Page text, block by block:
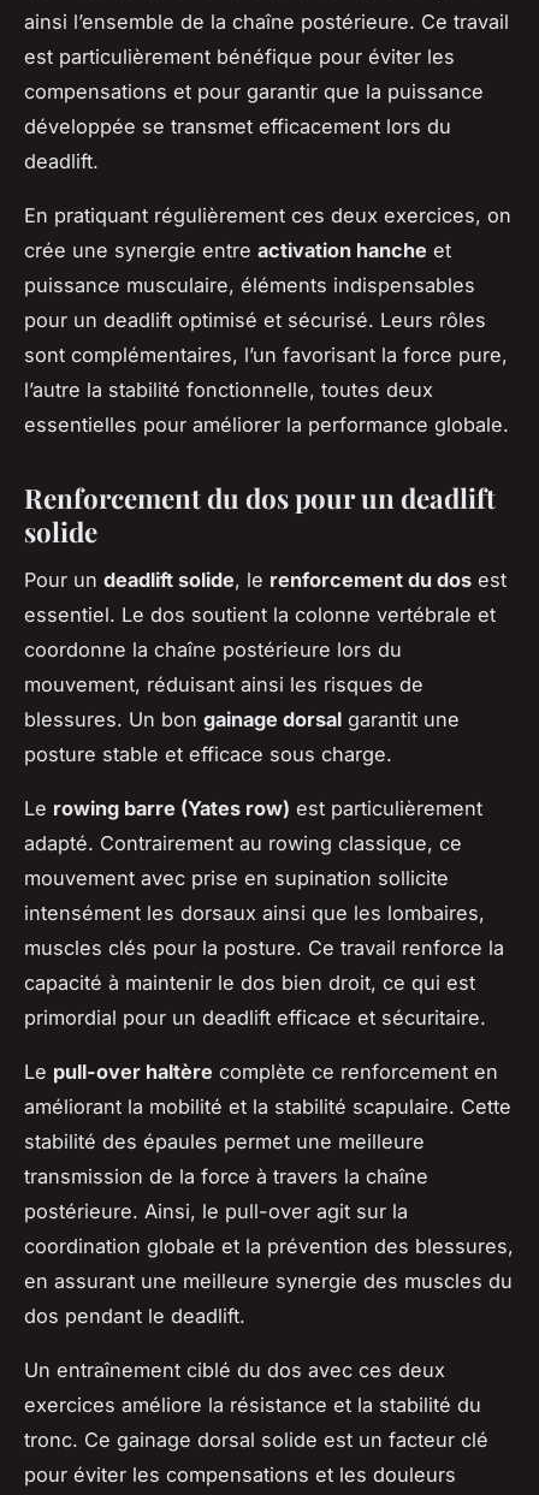
ainsi l’ensemble de la chaîne postérieure. Ce travail
est particulièrement bénéfique pour éviter les
compensations et pour garantir que la puissance
développée se transmet efficacement lors du
deadlift.
En pratiquant régulièrement ces deux exercices, on
crée une synergie entre activation hanche et
puissance musculaire, éléments indispensables
pour un deadlift optimisé et sécurisé. Leurs rôles
sont complémentaires, l’un favorisant la force pure,
l’autre la stabilité fonctionnelle, toutes deux
essentielles pour améliorer la performance globale.
Renforcement du dos pour un deadlift
solide
Pour un deadlift solide, le renforcement du dos est
essentiel. Le dos soutient la colonne vertébrale et
coordonne la chaîne postérieure lors du
mouvement, réduisant ainsi les risques de
blessures. Un bon gainage dorsal garantit une
posture stable et efficace sous charge.
Le rowing barre (Yates row) est particulièrement
adapté. Contrairement au rowing classique, ce
mouvement avec prise en supination sollicite
intensément les dorsaux ainsi que les lombaires,
muscles clés pour la posture. Ce travail renforce la
capacité à maintenir le dos bien droit, ce qui est
primordial pour un deadlift efficace et sécuritaire.
Le pull-over haltère complète ce renforcement en
améliorant la mobilité et la stabilité scapulaire. Cette
stabilité des épaules permet une meilleure
transmission de la force à travers la chaîne
postérieure. Ainsi, le pull-over agit sur la
coordination globale et la prévention des blessures,
en assurant une meilleure synergie des muscles du
dos pendant le deadlift.
Un entraînement ciblé du dos avec ces deux
exercices améliore la résistance et la stabilité du
tronc. Ce gainage dorsal solide est un facteur clé
pour éviter les compensations et les douleurs